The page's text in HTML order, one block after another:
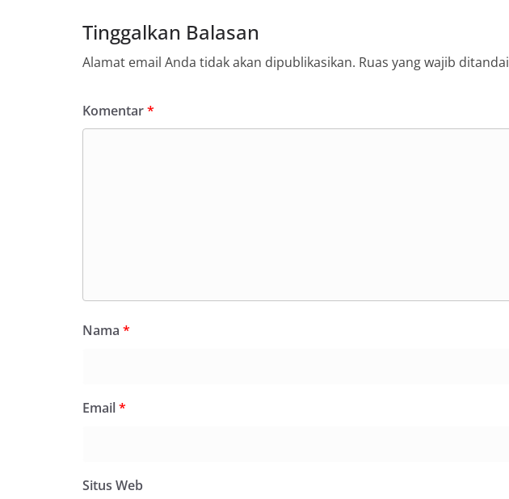
Tinggalkan Balasan
Alamat email Anda tidak akan dipublikasikan. Ruas yang wajib ditandai
Komentar*
Nama *
Email*
Situs Web